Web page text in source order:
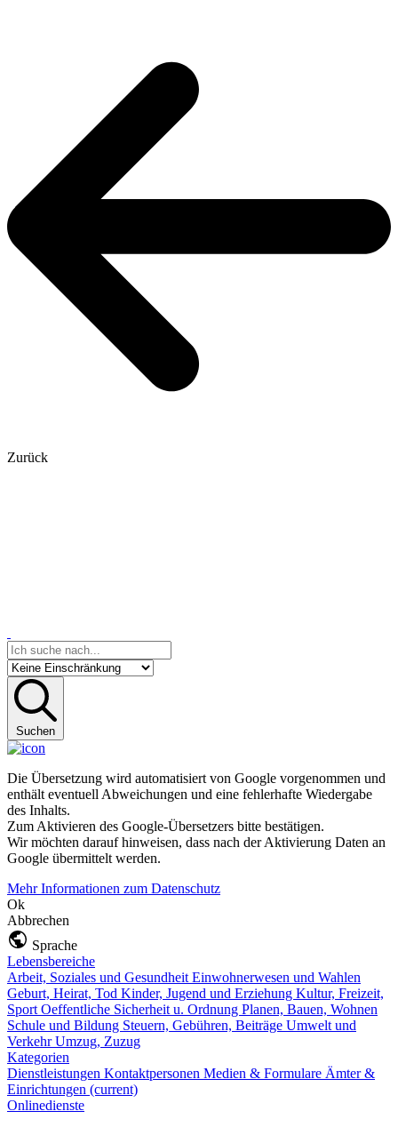
Zurück
Suchen
Die Übersetzung wird automatisiert von Google vorgenommen und
enthält eventuell Abweichungen und eine fehlerhafte Wiedergabe
des Inhalts.
Zum Aktivieren des Google-Übersetzers bitte bestätigen.
Wir möchten darauf hinweisen, dass nach der Aktivierung Daten an
Google übermittelt werden.
Mehr Informationen zum Datenschutz
Ok
Abbrechen
Sprache
Lebensbereiche
Arbeit, Soziales und Gesundheit Einwohnerwesen und Wahlen
Geburt, Heirat, Tod Kinder, Jugend und Erziehung Kultur, Freizeit,
Sport Oeffentliche Sicherheit u. Ordnung Planen, Bauen, Wohnen
Schule und Bildung Steuern, Gebühren, Beiträge Umwelt und
VerkehrUmzug, Zuzug
Kategorien
Dienstleistungen Kontaktpersonen Medien & Formulare Ämter &
Einrichtungen (current)
Onlinedienste